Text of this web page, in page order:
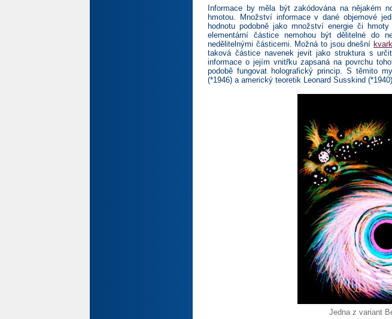
Informace by měla být zakódována na nějakém
hmotou. Množství informace v dané objemové
hodnotu podobně jako množství energie či
elementární částice nemohou být dělitelné do
nedělitelnými částicemi. Možná to jsou dnešní
taková částice navenek jevit jako struktura s
informace o jejím vnitřku zapsaná na povrchu
podobě fungovat holografický princip. S těmito
(*1946) a americký teoretik Leonard Susskind
Jedna z variant